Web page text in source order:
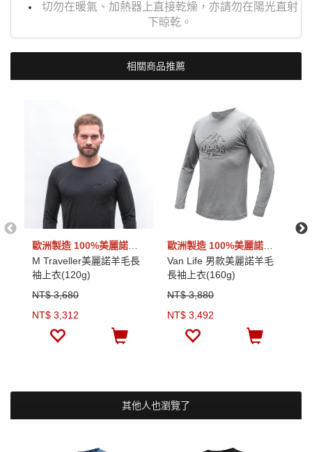
切勿在暖氣、加熱器上直接乾燥，亦請勿在陽光直射
下晾乾。
相關商品推薦
M Traveller美麗諾羊毛長
袖上衣(120g)
NT$ 3,680
NT$ 3,312
Van Life 男款美麗諾羊毛
長袖上衣(160g)
NT$ 3,880
NT$ 3,492
其他人也瀏覽了